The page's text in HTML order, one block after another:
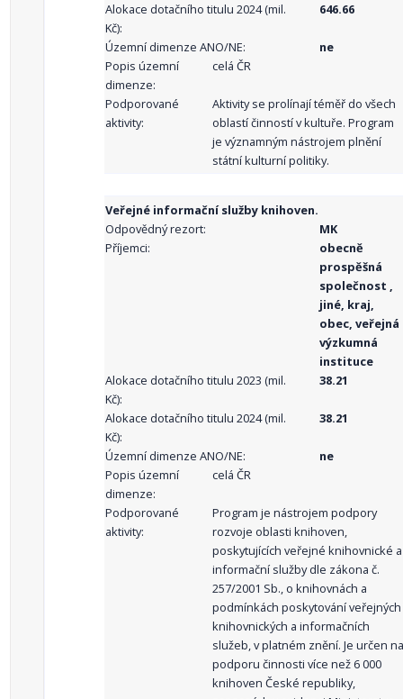
Alokace dotačního titulu 2024 (mil.
Kč):
646.66
Územní dimenze ANO/NE:
ne
Popis územní
dimenze:
celá ČR
Podporované
aktivity:
Aktivity se prolínají téměř do všech
oblastí činností v kultuře. Program
je významným nástrojem plnění
státní kulturní politiky.
Veřejné informační služby knihoven.
Odpovědný rezort:
MK
Příjemci:
obecně
prospěšná
společnost ,
jiné, kraj,
obec, veřejná
výzkumná
instituce
Alokace dotačního titulu 2023 (mil.
Kč):
38.21
Alokace dotačního titulu 2024 (mil.
Kč):
38.21
Územní dimenze ANO/NE:
ne
Popis územní
dimenze:
celá ČR
Podporované
aktivity:
Program je nástrojem podpory
rozvoje oblasti knihoven,
poskytujících veřejné knihovnické a
informační služby dle zákona č.
257/2001 Sb., o knihovnách a
podmínkách poskytování veřejných
knihovnických a informačních
služeb, v platném znění. Je určen na
podporu činnosti více než 6 000
knihoven České republiky,